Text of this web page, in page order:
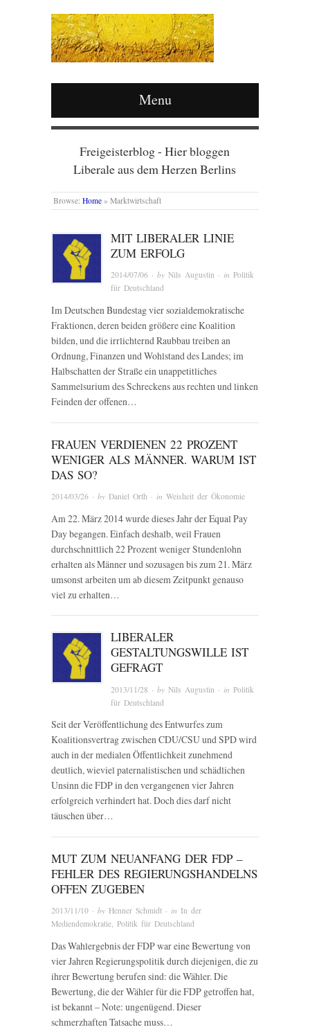
Menu
Freigeisterblog - Hier bloggen
Liberale aus dem Herzen Berlins
Browse: Home » Marktwirtschaft
MIT LIBERALER LINIE
ZUM ERFOLG
2014/07/06 · byNils Augustin · inPolitik
für Deutschland
Im Deutschen Bundestag vier sozialdemokratische
Fraktionen, deren beiden größere eine Koalition
bilden, und die irrlichternd Raubbau treiben an
Ordnung, Finanzen und Wohlstand des Landes; im
Halbschatten der Straße ein unappetitliches
Sammelsurium des Schreckens aus rechten und linken
Feinden der offenen…
FRAUEN VERDIENEN 22 PROZENT
WENIGER ALS MÄNNER. WARUM IST
DAS SO?
2014/03/26 · by Daniel Orth · in Weisheit der Ökonomie
Am 22. März 2014 wurde dieses Jahr der Equal Pay
Day begangen. Einfach deshalb, weil Frauen
durchschnittlich 22 Prozent weniger Stundenlohn
erhalten als Männer und sozusagen bis zum 21. März
umsonst arbeiten um ab diesem Zeitpunkt genauso
viel zu erhalten…
LIBERALER
GESTALTUNGSWILLE IST
GEFRAGT
2013/11/28 · byNils Augustin · inPolitik
für Deutschland
Seit der Veröffentlichung des Entwurfes zum
Koalitionsvertrag zwischen CDU/CSU und SPD wird
auch in der medialen Öffentlichkeit zunehmend
deutlich, wieviel paternalistischen und schädlichen
Unsinn die FDP in den vergangenen vier Jahren
erfolgreich verhindert hat. Doch dies darf nicht
täuschen über…
MUT ZUM NEUANFANG DER FDP –
FEHLER DES REGIERUNGSHANDELNS
OFFEN ZUGEBEN
2013/11/10 · by Henner Schmidt · in In der
Mediendemokratie, Politik für Deutschland
Das Wahlergebnis der FDP war eine Bewertung von
vier Jahren Regierungspolitik durch diejenigen, die zu
ihrer Bewertung berufen sind: die Wähler. Die
Bewertung, die der Wähler für die FDP getroffen hat,
ist bekannt – Note: ungenügend. Dieser
schmerzhaften Tatsache muss…